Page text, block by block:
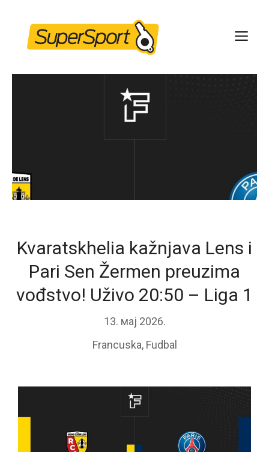
content
Kvaratskhelia kažnjava Lens i
Pari Sen Žermen preuzima
vođstvo! Uživo 20:50 – Liga 1
13. мај 2026.
Francuska, Fudbal